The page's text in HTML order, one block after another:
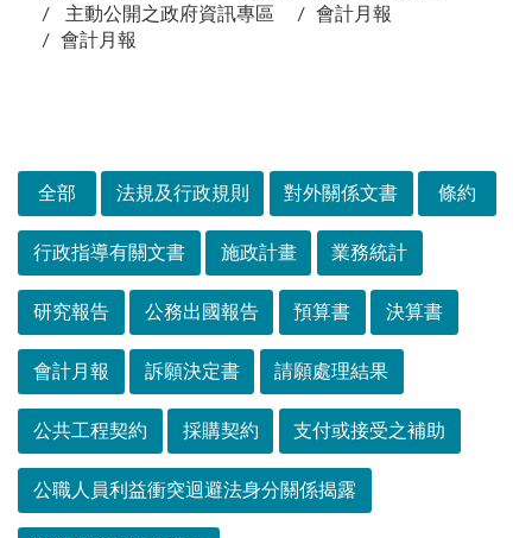
主動公開之政府資訊專區
會計月報
會計月報
全部 法規及行政規則 對外關係文書 條約
行政指導有關文書 施政計畫 業務統計
研究報告 公務出國報告 預算書 決算書
會計月報 訴願決定書 請願處理結果
公共工程契約 採購契約 支付或接受之補助
公職人員利益衝突迴避法身分關係揭露